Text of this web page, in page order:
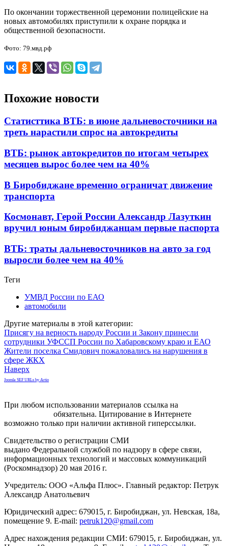
По окончании торжественной церемонии полицейские на
новых автомобилях приступили к охране порядка и
общественной безопасности.
Фото: 79.мвд.рф
Похожие новости
Статисттика ВТБ: в июне дальневосточники на
треть нарастили спрос на автокредиты
ВТБ: рынок автокредитов по итогам четырех
месяцев вырос более чем на 40%
В Биробиджане временно ограничат движение
транспорта
Космонавт, Герой России Александр Лазуткин
вручил юным биробиджанцам первые паспорта
ВТБ: траты дальневосточников на авто за год
выросли более чем на 40%
Теги
УМВД России по ЕАО
автомобили
Другие материалы в этой категории:
Присягу на верность народу России и Закону принесли
сотрудники УФССП России по Хабаровскому краю и ЕАО
Жители поселка Смидович пожаловались на нарушения в
сфере ЖКХ
Наверх
Joomla SEF URLs by Artio
При любом использовании материалов ссылка на
обязательна. Цитирование в Интернете
возможно только при наличии активной гиперссылки.
Свидетельство о регистрации СМИ
выдано Федеральной службой по надзору в сфере связи,
информационных технологий и массовых коммуникаций
(Роскомнадзор) 20 мая 2016 г.
Учредитель: ООО «Альфа Плюс». Главный редактор: Петрук
Александр Анатольевич
Юридический адрес: 679015, г. Биробиджан, ул. Невская, 18а,
помещение 9. E-mail: petruk120@gmail.com
Адрес нахождения редакции СМИ: 679015, г. Биробиджан, ул.